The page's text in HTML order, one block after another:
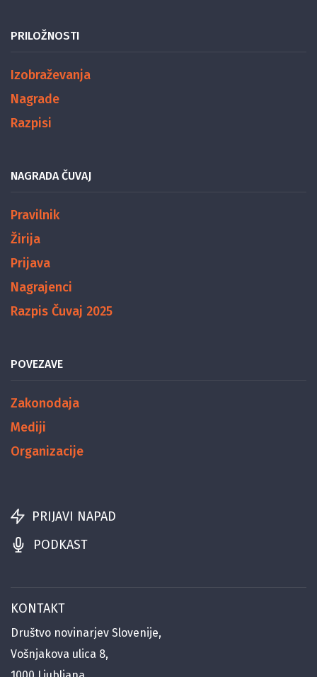
PRILOŽNOSTI
Izobraževanja
Nagrade
Razpisi
NAGRADA ČUVAJ
Pravilnik
Žirija
Prijava
Nagrajenci
Razpis Čuvaj 2025
POVEZAVE
Zakonodaja
Mediji
Organizacije
PRIJAVI NAPAD
PODKAST
KONTAKT
Društvo novinarjev Slovenije,
Vošnjakova ulica 8,